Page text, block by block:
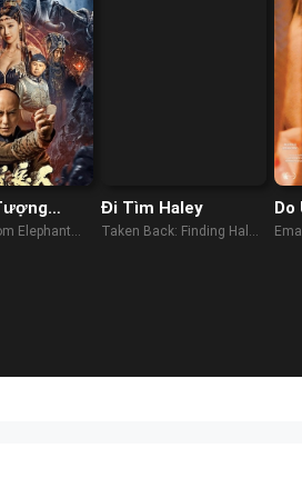
Elephant
Đi Tìm Haley
Taken Back: Finding Haley
Do